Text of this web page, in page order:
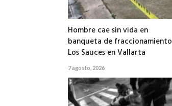
Hombre cae sin vida en
banqueta de fraccionamiento
Los Sauces en Vallarta
7 agosto, 2026